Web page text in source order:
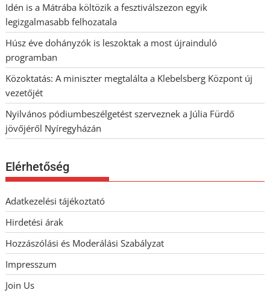
Idén is a Mátrába költözik a fesztiválszezon egyik
legizgalmasabb felhozatala
Húsz éve dohányzók is leszoktak a most újrainduló
programban
Közoktatás: A miniszter megtalálta a Klebelsberg Központ új
vezetőjét
Nyilvános pódiumbeszélgetést szerveznek a Júlia Fürdő
jövőjéről Nyíregyházán
Elérhetőség
Adatkezelési tájékoztató
Hirdetési árak
Hozzászólási és Moderálási Szabályzat
Impresszum
Join Us